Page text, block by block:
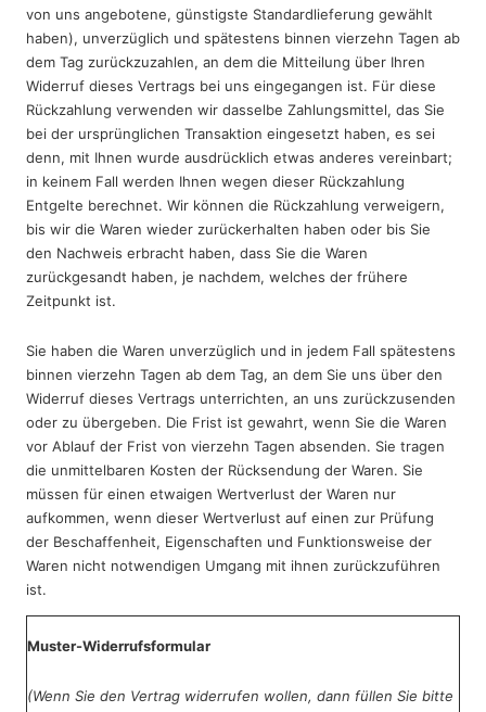
von uns angebotene, günstigste Standardlieferung gewählt
haben), unverzüglich und spätestens binnen vierzehn Tagen ab
dem Tag zurückzuzahlen, an dem die Mitteilung über Ihren
Widerruf dieses Vertrags bei uns eingegangen ist. Für diese
Rückzahlung verwenden wir dasselbe Zahlungsmittel, das Sie
bei der ursprünglichen Transaktion eingesetzt haben, es sei
denn, mit Ihnen wurde ausdrücklich etwas anderes vereinbart;
in keinem Fall werden Ihnen wegen dieser Rückzahlung
Entgelte berechnet. Wir können die Rückzahlung verweigern,
bis wir die Waren wieder zurückerhalten haben oder bis Sie
den Nachweis erbracht haben, dass Sie die Waren
zurückgesandt haben, je nachdem, welches der frühere
Zeitpunkt ist.
Sie haben die Waren unverzüglich und in jedem Fall spätestens
binnen vierzehn Tagen ab dem Tag, an dem Sie uns über den
Widerruf dieses Vertrags unterrichten, an uns zurückzusenden
oder zu übergeben. Die Frist ist gewahrt, wenn Sie die Waren
vor Ablauf der Frist von vierzehn Tagen absenden. Sie tragen
die unmittelbaren Kosten der Rücksendung der Waren. Sie
müssen für einen etwaigen Wertverlust der Waren nur
aufkommen, wenn dieser Wertverlust auf einen zur Prüfung
der Beschaffenheit, Eigenschaften und Funktionsweise der
Waren nicht notwendigen Umgang mit ihnen zurückzuführen
ist.
Muster-Widerrufsformular
(Wenn Sie den Vertrag widerrufen wollen, dann füllen Sie bitte